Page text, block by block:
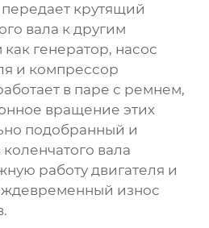
крутящий
вала к другим
генератор, насос
и компрессор
в паре с ремнем,
вращение этих
подобранный и
вала
работу двигателя и
износ